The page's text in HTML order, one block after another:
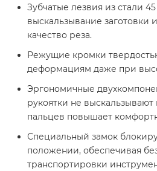
Зубчатые лезвия из стали
выскальзывание заготовки
качество реза.
Режущие кромки
деформациям даже при
Эргономичные
рукоятки не выскальзывают
пальцев повышает
Специальный замок
положении, обеспечивая
транспортировки